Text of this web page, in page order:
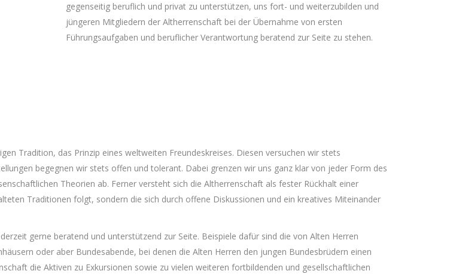
gegenseitig beruflich und privat zu unterstützen, uns fort- und weiterzubilden und
jüngeren Mitgliedern der Altherrenschaft bei der Übernahme von ersten
Führungsaufgaben und beruflicher Verantwortung beratend zur Seite zu stehen.
Tradition, das Prinzip eines weltweiten Freundeskreises. Diesen versuchen wir stets
begegnen wir stets offen und tolerant. Dabei grenzen wir uns ganz klar von jeder Form des
Theorien ab. Ferner versteht sich die Altherrenschaft als fester Rückhalt einer
Traditionen folgt, sondern die sich durch offene Diskussionen und ein kreatives Miteinander
gerne beratend und unterstützend zur Seite. Beispiele dafür sind die von Alten Herren
oder aber Bundesabende, bei denen die Alten Herren den jungen Bundesbrüdern einen
die Aktiven zu Exkursionen sowie zu vielen weiteren fortbildenden und gesellschaftlichen